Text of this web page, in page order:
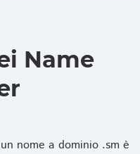
Name
nome a dominio .sm è